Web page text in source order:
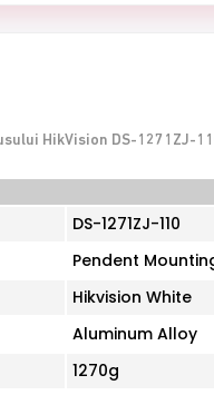
HikVision DS-1271ZJ-
DS-1271ZJ-110
Pendent
Hikvision White
Aluminum Alloy
1270g